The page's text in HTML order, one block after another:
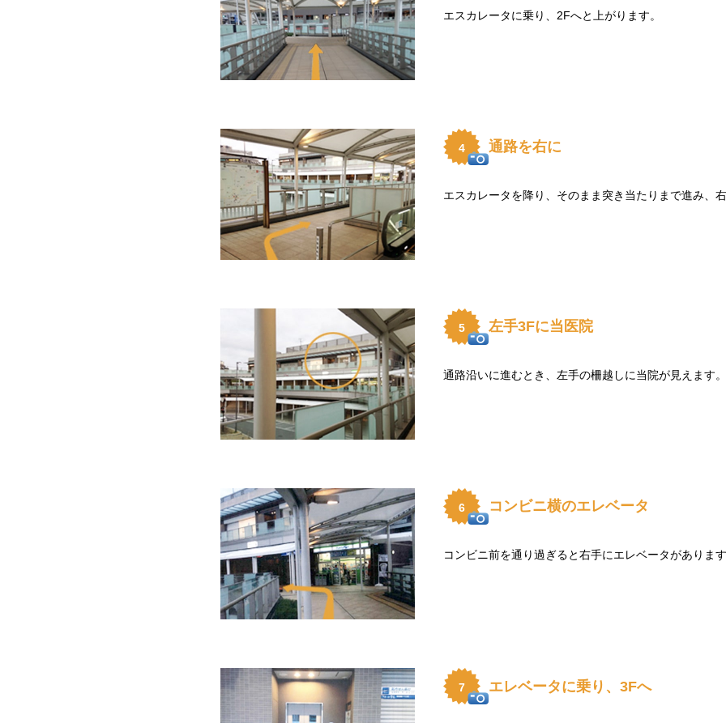
エスカレータに乗り、2Fへと上がります。
4 通路を右に
エスカレータを降り、そのまま突き当たりまで進み、
5 左手3Fに当医院
通路沿いに進むとき、左手の柵越しに当院が見えます。
6 コンビニ横のエレベータ
コンビニ前を通り過ぎると右手にエレベータがあります
7 エレベータに乗り、3Fへ